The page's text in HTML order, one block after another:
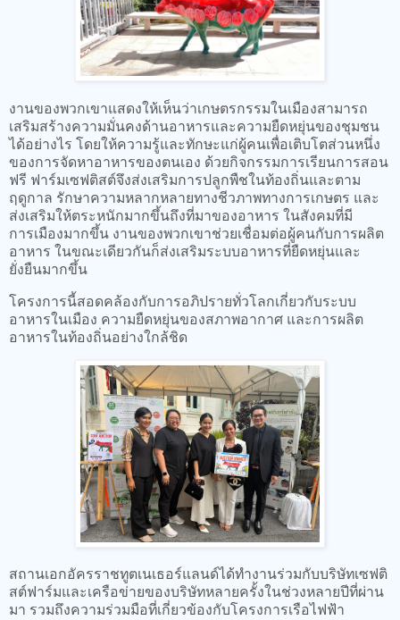
งานของพวกเขาแสดงให้เห็นว่าเกษตรกรรมในเมืองสามารถ
เสริมสร้างความมั่นคงด้านอาหารและความยืดหยุ่นของชุมชน
ได้อย่างไร โดยให้ความรู้และทักษะแก่ผู้คนเพื่อเติบโตส่วนหนึ่ง
ของการจัดหาอาหารของตนเอง ด้วยกิจกรรมการเรียนการสอน
ฟรี ฟาร์มเซฟติสต์จึงส่งเสริมการปลูกพืชในท้องถิ่นและตาม
ฤดูกาล รักษาความหลากหลายทางชีวภาพทางการเกษตร และ
ส่งเสริมให้ตระหนักมากขึ้นถึงที่มาของอาหาร ในสังคมที่มี
การเมืองมากขึ้น งานของพวกเขาช่วยเชื่อมต่อผู้คนกับการผลิต
อาหาร ในขณะเดียวกันก็ส่งเสริมระบบอาหารที่ยืดหยุ่นและ
ยั่งยืนมากขึ้น
โครงการนี้สอดคล้องกับการอภิปรายทั่วโลกเกี่ยวกับระบบ
อาหารในเมือง ความยืดหยุ่นของสภาพอากาศ และการผลิต
อาหารในท้องถิ่นอย่างใกล้ชิด
สถานเอกอัครราชทูตเนเธอร์แลนด์ได้ทำงานร่วมกับบริษัทเซฟติ
สต์ฟาร์มและเครือข่ายของบริษัทหลายครั้งในช่วงหลายปีที่ผ่าน
มา รวมถึงความร่วมมือที่เกี่ยวข้องกับโครงการเรือไฟฟ้า